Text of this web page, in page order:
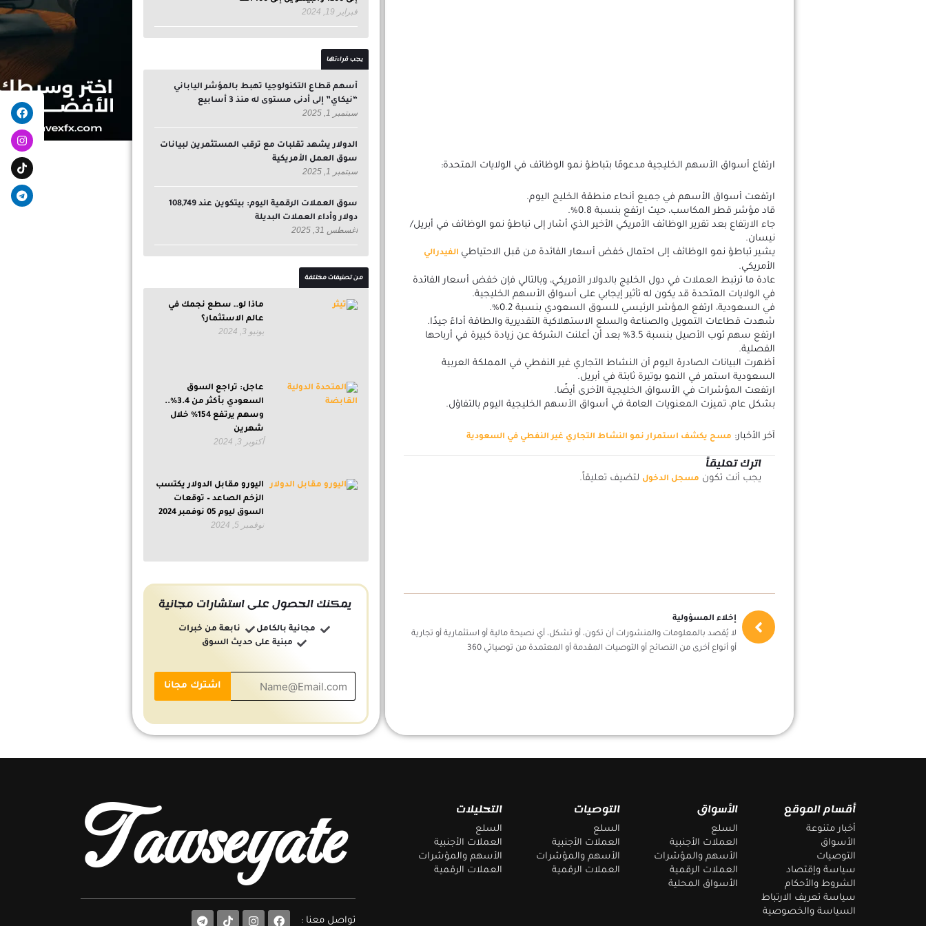
ارتفاع أسواق الأسهم الخليجية مدعومًا بتباطؤ نمو الوظائف في الولايات المتحدة:
ارتفعت أسواق الأسهم في جميع أنحاء منطقة الخليج اليوم.
قاد مؤشر قطر المكاسب، حيث ارتفع بنسبة 0.8%.
جاء الارتفاع بعد تقرير الوظائف الأمريكي الأخير الذي أشار إلى تباطؤ نمو الوظائف في أبريل/
نيسان.
يشير تباطؤ نمو الوظائف إلى احتمال خفض أسعار الفائدة من قبل الاحتياطي الفيدرالي
الأمريكي.
عادة ما ترتبط العملات في دول الخليج بالدولار الأمريكي، وبالتالي فإن خفض أسعار الفائدة
في الولايات المتحدة قد يكون له تأثير إيجابي على أسواق الأسهم الخليجية.
في السعودية، ارتفع المؤشر الرئيسي للسوق السعودي بنسبة 0.2%.
شهدت قطاعات التمويل والصناعة والسلع الاستهلاكية التقديرية والطاقة أداءً جيدًا.
ارتفع سهم ثوب الأصيل بنسبة 3.5% بعد أن أعلنت الشركة عن زيادة كبيرة في أرباحها
الفصلية.
أظهرت البيانات الصادرة اليوم أن النشاط التجاري غير النفطي في المملكة العربية
السعودية استمر في النمو بوتيرة ثابتة في أبريل.
ارتفعت المؤشرات في الأسواق الخليجية الأخرى أيضًا.
بشكل عام، تميزت المعنويات العامة في أسواق الأسهم الخليجية اليوم بالتفاؤل.
آخر الأخبار: مسح يكشف استمرار نمو النشاط التجاري غير النفطي في السعودية
اترك تعليقاً
يجب أنت تكون مسجل الدخول لتضيف تعليقاً.
إخلاء المسؤولية
لا يُقصد بالمعلومات والمنشورات أن تكون، أو تشكل، أي نصيحة مالية أو استثمارية أو تجارية
أو أنواع أخرى من النصائح أو التوصيات المقدمة أو المعتمدة من توصياتي 360
فبراير 19, 2024
يجب قراءتها
أسهم قطاع التكنولوجيا تهبط بالمؤشر الياباني
“نيكاي” إلى أدنى مستوى له منذ 3 أسابيع
سبتمبر 1, 2025
الدولار يشهد تقلبات مع ترقب المستثمرين لبيانات
سوق العمل الأمريكية
سبتمبر 1, 2025
سوق العملات الرقمية اليوم: بيتكوين عند 108,749
دولار وأداء العملات البديلة
أغسطس 31, 2025
من تصنيفات مختلفة
ماذا لو… سطع نجمك في
عالم الاستثمار؟
يونيو 3, 2024
عاجل: تراجع السوق
السعودي بأكثر من 3.4%..
وسهم يرتفع 154% خلال
شهرين
أكتوبر 3, 2024
اليورو مقابل الدولار يكتسب
الزخم الصاعد – توقعات
السوق ليوم 05 نوفمبر 2024
نوفمبر 5, 2024
يمكنك الحصول على استشارات مجانية
مجانية بالكامل
نابعة من خبرات
مبنية على حديث السوق
أقسام الموقع
أخبار متنوعة
الأسواق
التوصيات
سياسة وإقتصاد
الشروط والأحكام
سياسة تعريف الارتباط
السياسة والخصوصية
الأسواق
السلع
العملات الأجنبية
الأسهم والمؤشرات
العملات الرقمية
الأسواق المحلية
التوصيات
السلع
العملات الأجنبية
الأسهم والمؤشرات
العملات الرقمية
التحليلات
السلع
العملات الأجنبية
الأسهم والمؤشرات
العملات الرقمية
Tawseyate
تواصل معنا :
F
T